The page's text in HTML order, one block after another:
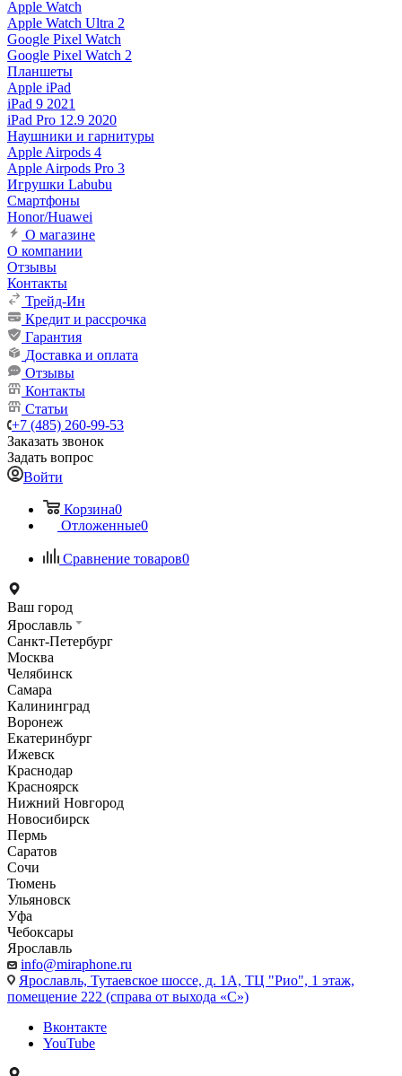
Apple Watch
Apple Watch Ultra 2
Google Pixel Watch
Google Pixel Watch 2
Планшеты
Apple iPad
iPad 9 2021
iPad Pro 12.9 2020
Наушники и гарнитуры
Apple Airpods 4
Apple Airpods Pro 3
Игрушки Labubu
Смартфоны
Honor/Huawei
О магазине
О компании
Отзывы
Контакты
Трейд-Ин
Кредит и рассрочка
Гарантия
Доставка и оплата
Отзывы
Контакты
Статьи
+7 (485) 260-99-53
Заказать звонок
Задать вопрос
Войти
Корзина0
Отложенные0
Сравнение товаров0
Ваш город
Ярославль
Санкт-Петербург
Москва
Челябинск
Самара
Калининград
Воронеж
Екатеринбург
Ижевск
Краснодар
Красноярск
Нижний Новгород
Новосибирск
Пермь
Саратов
Сочи
Тюмень
Ульяновск
Уфа
Чебоксары
Ярославль
info@miraphone.ru
Ярославль, Тутаевское шоссе, д. 1А, ТЦ "Рио", 1 этаж,
помещение 222 (справа от выхода «С»)
Вконтакте
YouTube